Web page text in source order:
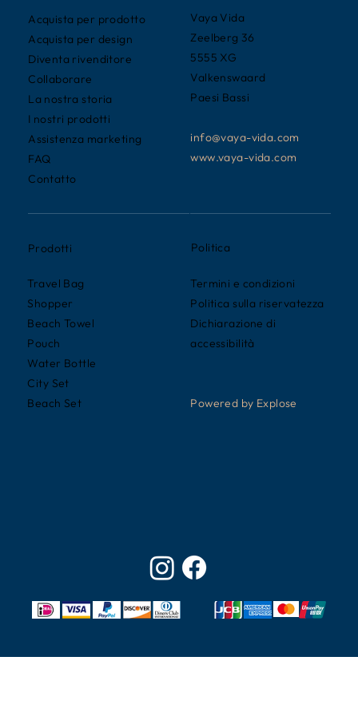
Vaya Vida
Zeelberg 36
5555 XG
Valkenswaard
Paesi Bassi
info@vaya-vida.com
www.vaya-vida.com
Acquista per prodotto
Acquista per design
Diventa rivenditore
Collaborare
La nostra storia
I nostri prodotti
Assistenza marketing
FAQ
Contatto
Prodotti
Travel Bag
Shopper
Beach Towel
Pouch
Water Bottle
City Set
Beach Set
Politica
Termini e condizioni
Politica sulla riservatezza
Dichiarazione di
accessibilità
Powered by Explose